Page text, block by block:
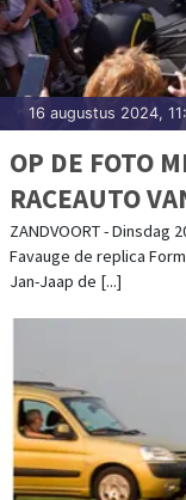
16 augustus 2024,
OP DE FOTO
RACEAUTO
ZANDVOORT - Dinsdag
Favauge de replica
Jan-Jaap de [...]